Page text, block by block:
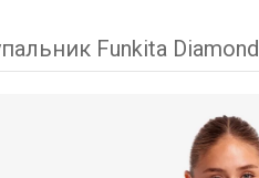
Funkitа